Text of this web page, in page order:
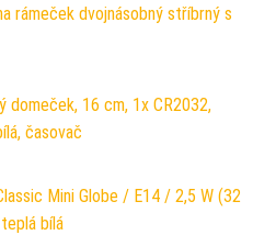
rámeček dvojnásobný stříbrný s
domeček, 16 cm, 1x CR2032,
časovač
Mini Globe / E14 / 2,5 W (32
bílá